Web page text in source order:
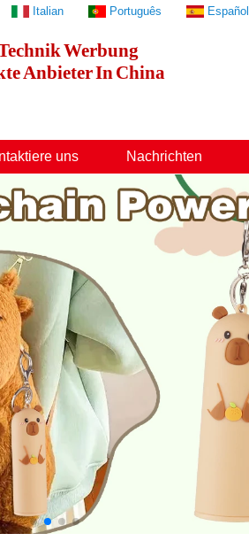
Werbung
AnbieterInChina
Italian Português Español
uns Nachrichten